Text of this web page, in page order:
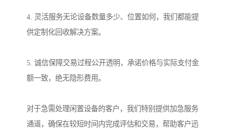
4. 灵活服务无论设备数量多少、位置如何，我们都能提
供定制化回收解决方案。
5. 诚信保障交易过程公开透明，承诺价格与实际支付金
额一致，绝无隐形费用。
对于急需处理闲置设备的客户，我们特别提供加急服务
通道，确保在较短时间内完成评估和交易，帮助客户迅